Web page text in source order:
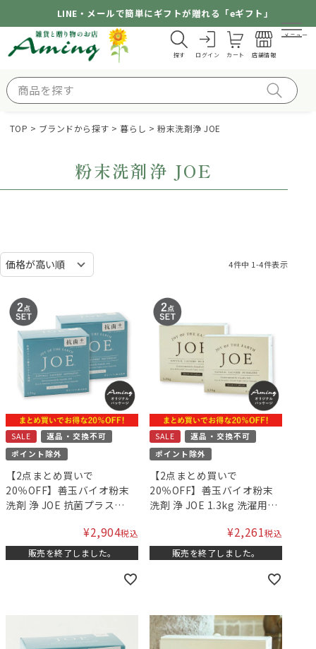
LINE・メールで簡単にギフトが贈れる「eギフト」
探す ログイン カート 店舗情報
メニュー
TOP ブランドから探す 暮らし 粉末洗剤浄 JOE
粉末洗剤浄 JOE
4件中 1-4件表示
SALE
返品・交換不可
ポイント除外
【2点まとめ買いで
20％OFF】善玉バイオ粉末
洗剤 浄 JOE 抗菌プラス
濯用洗剤 ［アミングオリジ
ナルパッケージ］ 2点セット
¥2,904税込
販売を終了しました。
SALE
返品・交換不可
ポイント除外
【2点まとめ買いで
20％OFF】善玉バイオ粉末
洗剤 浄 JOE 1.3kg 洗濯用洗
ッケージ］ 2点セット
¥2,261税込
販売を終了しました。